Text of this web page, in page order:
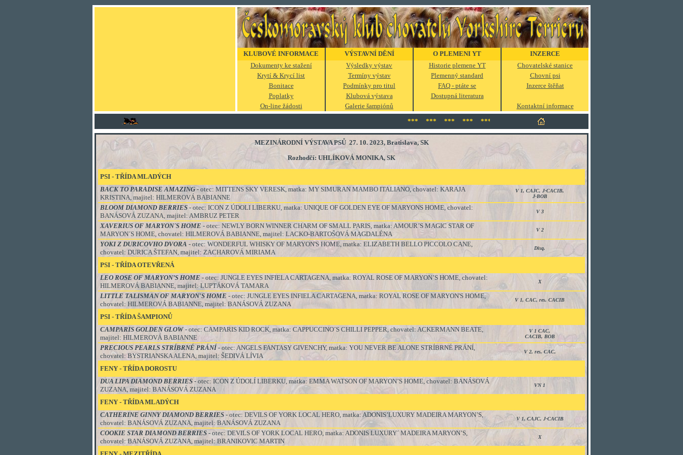
KLUBOVÉ INFORMACE VÝSTAVNÍ DĚNÍ O PLEMENI YT
INZERCE
Dokumenty ke stažení
Výsledky výstav Historie plemene YT
Chovatelské stanice
Krytí & Krycí list
Termíny výstav Plemenný standard
Chovní psi
Bonitace
Podmínky pro titul FAQ - ptáte se
Inzerce štěňat
Poplatky
Klubová výstava
Dostupná literatura
On-line žádosti
Galerie šampiónů
Kontaktní informace
*** *** *** *** *** *** *** *** *** *** *** *** *** ***
MEZINÁRODNÍ VÝSTAVA PSŮ 27. 10. 2023, Bratislava, SK
Rozhodčí: UHLÍKOVÁ MONIKA, SK
PSI - TŘÍDAMLADÝCH
BACK TO PARADISE AMAZING - otec: MITTENS SKY VERESK, matka: MY SIMURAN MAMBO ITALIANO, chovatel: KARAJA
KRISTINA, majitel: HILMEROVÁ BABIANNE
V 1, CAJC, J-CACIB,
J-BOB
BLOOM DIAMOND BERRIES - otec: ICON Z ÚDOLI LIBERKU, matka: UNIQUE OF GOLDEN EYE OF MARYONS HOME, chovatel:
BANÁSOVÁ ZUZANA, majitel: AMBRUZ PETER
V 3
XAVERIUS OF MARYON´S HOME - otec: NEWLY BORN WINNER CHARM OF SMALL PARIS, matka: AMOUR´S MAGIC STAR OF
MARYON´S HOME, chovatel: HILMEROVÁ BABIANNE, majitel: LACKO-BARTOŠOVÁ MAGDALÉNA
V 2
YOKI Z DURICOVHO DVORA - otec: WONDERFUL WHISKY OF MARYON'S HOME, matka: ELIZABETH BELLO PICCOLO CANE,
chovatel: DURICA ŠTEFAN, majitel: ZACHAROVÁ MIRIAMA
Disq.
PSI - TŘÍDA OTEVŘENÁ
LEO ROSE OF MARYON’S HOME - otec: JUNGLE EYES INFIELA CARTAGENA, matka: ROYAL ROSE OF MARYON’S HOME, chovatel:
HILMEROVÁ BABIANNE, majitel: LUPTÁKOVÁ TAMARA
X
LITTLE TALISMAN OF MARYON'S HOME - otec: JUNGLE EYES INFIELA CARTAGENA, matka: ROYAL ROSE OF MARYON'S HOME,
chovatel: HILMEROVÁ BABIANNE, majitel: BANÁSOVÁ ZUZANA
V 1, CAC, res. CACIB
PSI - TŘÍDA ŠAMPIONŮ
CAMPARIS GOLDEN GLOW - otec: CAMPARIS KID ROCK, matka: CAPPUCCINO´S CHILLI PEPPER, chovatel: ACKERMANN BEATE,
majitel: HILMEROVÁ BABIANNE
V 1 CAC,
CACIB, BOB
PRECIOUS PEARLS STRÍBRNÉ PRÁNÍ- otec: ANGELS FANTASY GIVENCHY, matka: YOU NEVER BE ALONE STRÍBRNÉ PRÁNÍ,
chovatel: BYSTRIANSKA ALENA, majitel: ŠEDIVÁ LÍVIA
V 2, res. CAC,
FENY - TŘÍDA DOROSTU
DUA LIPA DIAMOND BERRIES - otec: ICON Z ÚDOLÍ LIBERKU, matka: EMMA WATSON OF MARYON’S HOME, chovatel: BANÁSOVÁ
ZUZANA, majitel: BANÁSOVÁ ZUZANA
VN 1
FENY - TŘÍDA MLADÝCH
CATHERINE GINNY DIAMOND BERRIES - otec: DEVILS OF YORK LOCAL HERO, matka: ADONIS’LUXURY MADEIRA MARYON’S,
chovatel: BANÁSOVÁ ZUZANA, majitel: BANÁSOVÁ ZUZANA
V 1, CAJC, J-CACIB
COOKIE STAR DIAMOND BERRIES - otec: DEVILS OF YORK LOCAL HERO, matka: ADONIS LUXURY´ MADEIRA MARYON’S,
chovatel: BANÁSOVÁ ZUZANA, majitel: BRANIKOVIC MARTIN
X